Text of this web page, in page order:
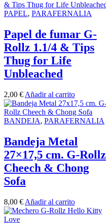
PAPEL, PARAFERNALIA
Papel de fumar G-
Rollz 1.1/4 & Tips
Thug for Life
Unbleached
2,00 € Añadir al carrito
BANDEJA, PARAFERNALIA
Bandeja Metal
27×17,5 cm. G-Rollz
Cheech & Chong
Sofa
8,00 € Añadir al carrito